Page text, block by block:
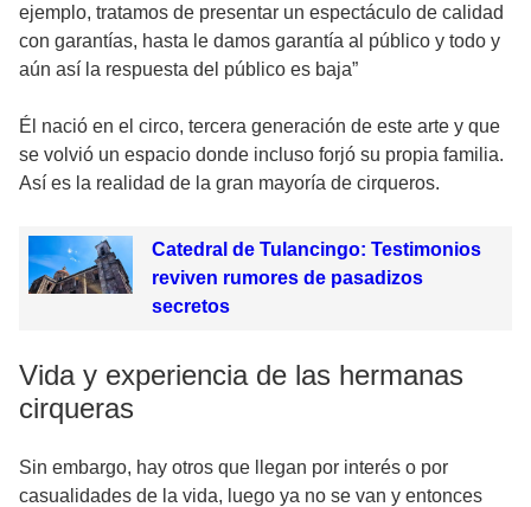
ejemplo, tratamos de presentar un espectáculo de calidad
con garantías, hasta le damos garantía al público y todo y
aún así la respuesta del público es baja”
Él nació en el circo, tercera generación de este arte y que
se volvió un espacio donde incluso forjó su propia familia.
Así es la realidad de la gran mayoría de cirqueros.
Catedral de Tulancingo: Testimonios
reviven rumores de pasadizos
secretos
Vida y experiencia de las hermanas
cirqueras
Sin embargo, hay otros que llegan por interés o por
casualidades de la vida, luego ya no se van y entonces